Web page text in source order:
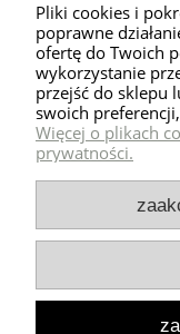
Pliki cookies i
poprawne
ofertę do Twoich
wykorzystanie
przejść do sklepu
swoich
Więcej o plikach
prywatności.